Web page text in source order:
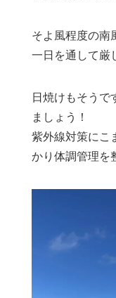
そよ風程度の南
一日を通して厳
日焼けもそうで
ましょう！
紫外線対策にこ
かり体調管理を